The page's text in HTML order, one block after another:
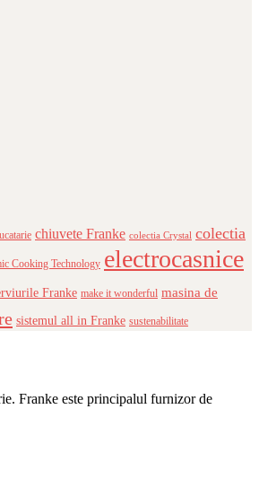
chiuvete Franke colectia Crystal colectia
Cooking Technology electrocasnice
Franke make it wonderful masina de
sistemul all in Franke sustenabilitate
Franke este principalul furnizor de